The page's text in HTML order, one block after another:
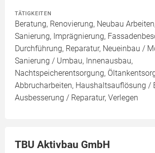
TÄTIGKEITEN
Beratung, Renovierung, Neubau
Sanierung, Imprägnierung,
Durchführung, Reparatur, Neueinbau /
Sanierung / Umbau, Innenausbau,
Nachtspeicherentsorgung,
Abbrucharbeiten, Haushaltsauflösung /
Ausbesserung / Reparatur, Verlegen
TBU Aktivbau GmbH